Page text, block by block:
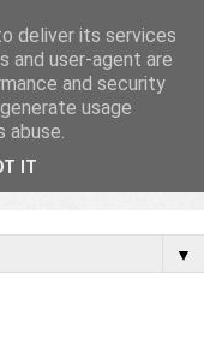
▼
deliver its services
and user-agent are
and security
usage
abuse.
IT